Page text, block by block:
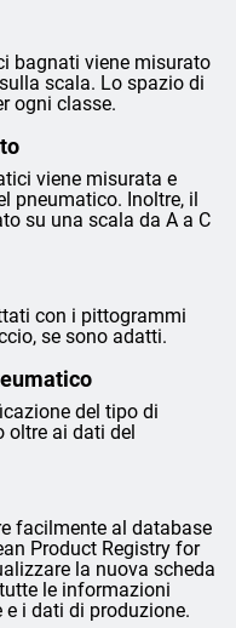
bagnati viene misurato
scala. Lo spazio di
ogni classe.
viene misurata e
pneumatico. Inoltre, il
su una scala da A a C
con i pittogrammi
se sono adatti.
del tipo di
oltre ai dati del
facilmente al database
Product Registry for
la nuova scheda
le informazioni
i dati di produzione.